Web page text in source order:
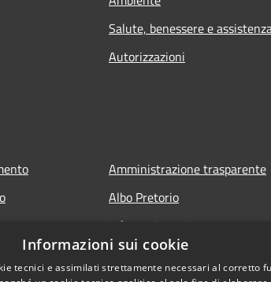
Salute, benessere e
Autorizzazioni
Amministrazione trasparente
Albo Pretorio
Informativa privacy
Note legali
Informazioni sui cookie
tecnici e assimilati strettamente necessari al corretto